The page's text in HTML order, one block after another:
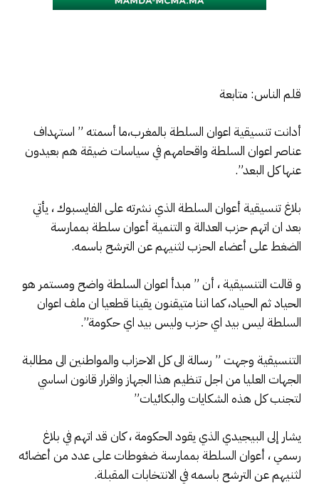
قلم الناس: متابعة
أدانت تنسيقية اعوان السلطة بالمغرب،ما أسمته ” استهداف
عناصر اعوان السلطة واقحامهم في سياسات ضيقة هم بعيدون
عنها كل البعد”.
بلاغ تنسيقية أعوان السلطة الذي نشرته على الفايسبوك ، يأتي
بعد ان اتهم حزب العدالة و التنمية أعوان سلطة بممارسة
الضغط على أعضاء الحزب لثنيهم عن الترشح باسمه.
و قالت التنسيقية ، أن ” مبدأ اعوان السلطة واضح ومستمر هو
الحياد ثم الحياد، كما اننا متيقنون يقينا قطعيا ان ملف اعوان
السلطة ليس بيد اي حزب وليس بيد اي حكومة”.
التنسيقية وجهت ” رسالة الى كل الاحزاب والمواطنين الى مطالبة
الجهات العليا من اجل تنظيم هذا الجهاز واقرار قانون اساسي
لتجنب كل هذه الشكايات والبكائيات”
يشار إلى البيجيدي الذي يقود الحكومة ، كان قد اتهم في بلاغ
رسمي ، أعوان السلطة بممارسة ضغوطات على عدد من أعضائه
لثنيهم عن الترشح باسمه في الانتخابات المقبلة.